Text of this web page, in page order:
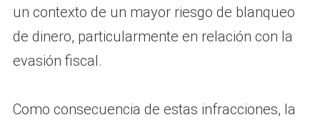
un contexto de un mayor riesgo de blanqueo
de dinero, particularmente en relación con la
evasión fiscal.
Como consecuencia de estas infracciones, la